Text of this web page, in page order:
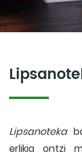
Lipsanoteka
erlikia ontzi